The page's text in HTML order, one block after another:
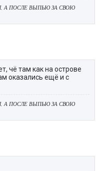
А ПОСЛЕ ВЫПЬЮ ЗА СВОЮ
чё там как на острове
оказались ещё и с
А ПОСЛЕ ВЫПЬЮ ЗА СВОЮ